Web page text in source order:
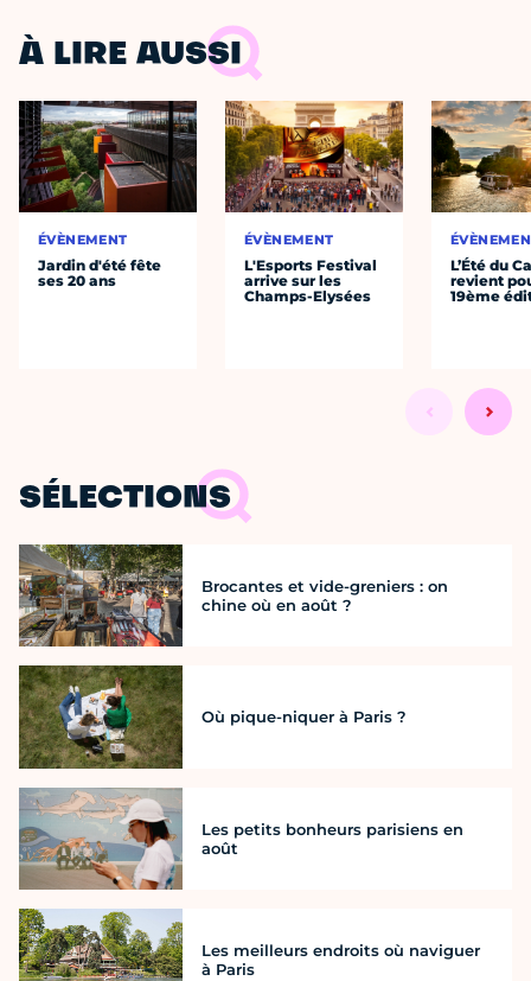
À LIRE AUSSI
ÉVÈNEMENT
Jardin d'été fête
ses 20 ans
ÉVÈNEMENT
L'Esports Festival
arrive sur les
Champs-Elysées
L’Été du
revient
19ème
SÉLECTIONS
Brocantes et vide-greniers : on
chine où en août ?
Où pique-niquer à Paris ?
Les petits bonheurs parisiens en
août
Les meilleurs endroits où naviguer
à Paris